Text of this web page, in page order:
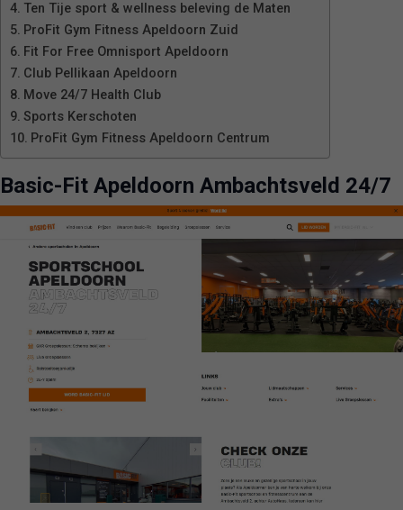
Ten Tije sport & wellness beleving de Maten
ProFit Gym Fitness Apeldoorn Zuid
Fit For Free Omnisport Apeldoorn
Club Pellikaan Apeldoorn
Move 24/7 Health Club
Sports Kerschoten
ProFit Gym Fitness Apeldoorn Centrum
Basic-Fit Apeldoorn Ambachtsveld 24/7